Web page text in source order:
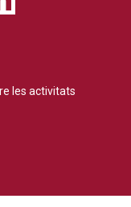
les activitats